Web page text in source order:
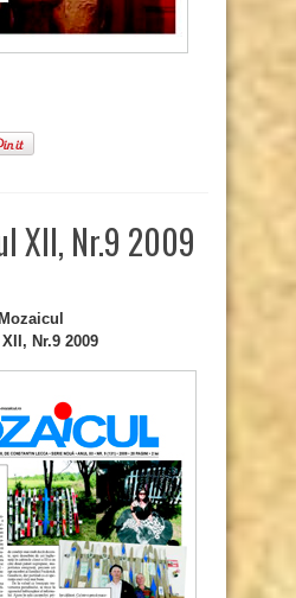
XII, Nr.9 2009
Mozaicul
Nr.9 2009